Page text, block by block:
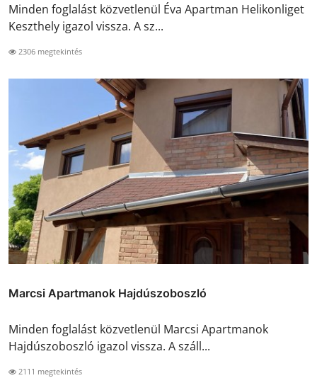
Minden foglalást közvetlenül Éva Apartman Helikonliget
Keszthely igazol vissza. A sz...
2306 megtekintés
Marcsi Apartmanok Hajdúszoboszló
Minden foglalást közvetlenül Marcsi Apartmanok
Hajdúszoboszló igazol vissza. A száll...
2111 megtekintés